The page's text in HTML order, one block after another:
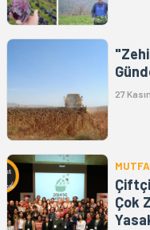
27
Çok